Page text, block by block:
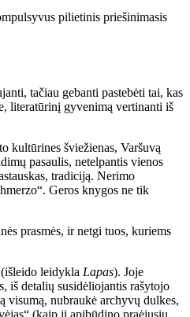
pilietinis priešinimasis
tačiau gebanti pastebėti tai, kas
literatūrinį gyvenimą vertinanti iš
kultūrines šviežienas, Varšuvą
pasaulis, netelpantis vienos
tradiciją. Nerimo
Geros knygos ne tik
prasmės, ir netgi tuos, kuriems
(išleido leidykla Lapas). Joje
iš detalių susidėliojantis rašytojo
visumą, nubraukė archyvų dulkes,
(kaip jį apibūdino praėjusių